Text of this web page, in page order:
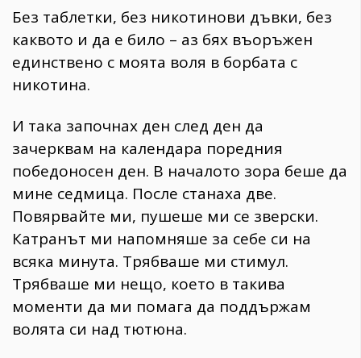
Без таблетки, без никотинови дъвки, без
каквото и да е било – аз бях въоръжен
единствено с моята воля в борбата с
никотина.
И така започнах ден след ден да
зачерквам на календара поредния
победоносен ден. В началото зора беше да
мине седмица. После станаха две.
Повярвайте ми, пушеше ми се зверски.
Катранът ми напомняше за себе си на
всяка минута. Трябваше ми стимул.
Трябваше ми нещо, което в такива
моменти да ми помага да поддържам
волята си над тютюна.